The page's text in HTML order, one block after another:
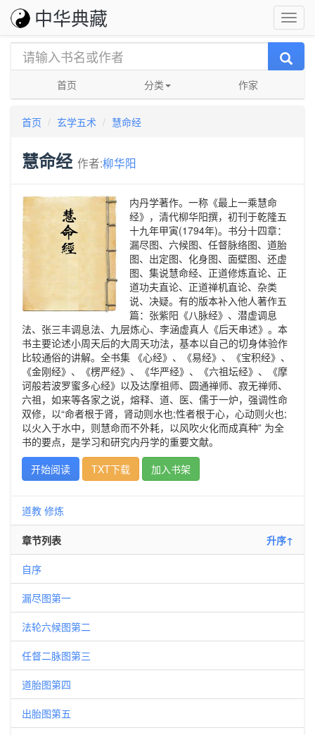
中华典藏
首页 分类 作家
首页 玄学五术 慧命经
慧命经 作者:柳华阳
内丹学著作。一称《最上一乘慧命
经》，清代柳华阳撰，初刊于乾隆五
十九年甲寅(1794年)。书分十四章：
漏尽图、六候图、任督脉络图、道胎
图、出定图、化身图、面壁图、还虚
图、集说慧命经、正道修炼直论、正
道功夫直论、正道禅机直论、杂类
说、决疑。有的版本补入他人著作五
篇：张紫阳《八脉经》、潜虚调息
法、张三丰调息法、九层炼心、李涵虚真人《后天串述》。本
书主要论述小周天后的大周天功法，基本以自己的切身体验作
比较通俗的讲解。全书集 《心经》、《易经》、《宝积经》、
《金刚经》、《楞严经》、《华严经》、《六祖坛经》、《摩
诃般若波罗蜜多心经》以及达摩祖师、圆通禅师、寂无禅师、
六祖，如来等各家之说，熔释、道、医、儒于一炉，强调性命
双修，以“命者根于肾，肾动则水也;性者根于心，心动则火也;
以火入于水中，则慧命而不外耗，以风吹火化而成真种” 为全
书的要点，是学习和研究内丹学的重要文献。
开始阅读
TXT下载 加入书架
道教 修炼
章节列表 升序↑
自序
漏尽图第一
法轮六候图第二
任督二脉图第三
道胎图第四
出胎图第五